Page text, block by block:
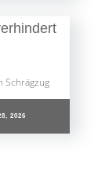
Schrägzug
2026